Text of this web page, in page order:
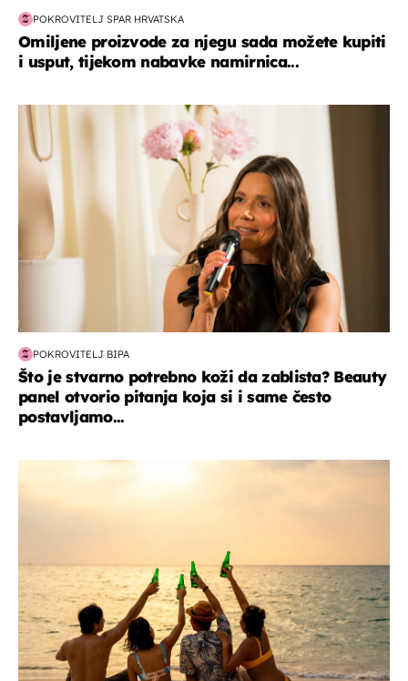
POKROVITELJ SPAR HRVATSKA
Omiljene proizvode za njegu sada možete kupiti
i usput, tijekom nabavke namirnica...
moda & ljepota
POKROVITELJ BIPA
Što je stvarno potrebno koži da zablista? Beauty
panel otvorio pitanja koja si i same često
postavljamo...